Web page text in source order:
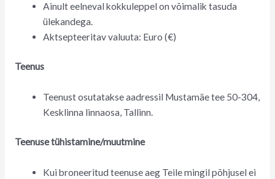
Ainult eelneval kokkuleppel on võimalik tasuda
ülekandega.
Aktsepteeritav valuuta: Euro (€)
Teenus
Teenust osutatakse aadressil Mustamäe tee 50-304,
Kesklinna linnaosa, Tallinn.
Teenuse tühistamine/muutmine
Kui broneeritud teenuse aeg Teile mingil põhjusel ei